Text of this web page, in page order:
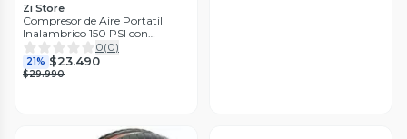
Zi Store
Compresor de Aire Portatil
Inalambrico 150 PSI con
Pantalla Digital
0(0)
21% $23.490
$29.990